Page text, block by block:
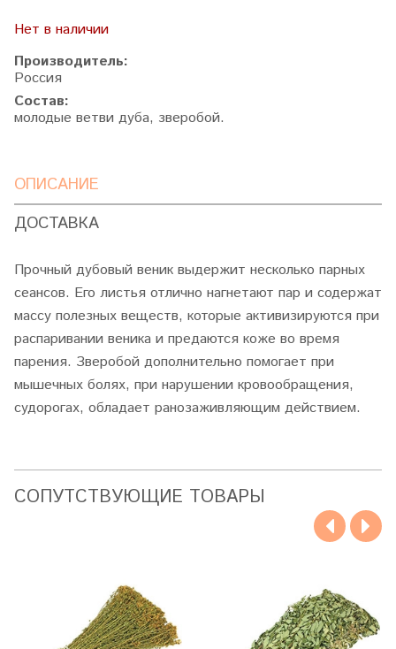
Нет в наличии
Производитель:
Россия
Состав:
молодые ветви дуба, зверобой.
ОПИСАНИЕ
ДОСТАВКА
Прочный дубовый веник выдержит несколько парных
сеансов. Его листья отлично нагнетают пар и содержат
массу полезных веществ, которые активизируются при
распаривании веника и предаются коже во время
парения. Зверобой дополнительно помогает при
мышечных болях, при нарушении кровообращения,
судорогах, обладает ранозаживляющим действием.
CОПУТСТВУЮЩИЕ ТОВАРЫ